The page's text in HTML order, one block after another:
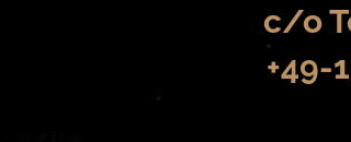
c/o
+49-